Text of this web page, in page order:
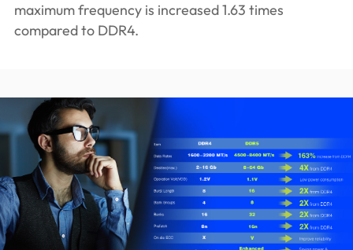
maximum frequency is increased 1.63 times
compared to DDR4.